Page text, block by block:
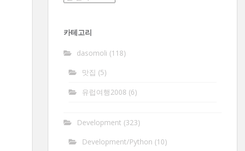
카테고리
dasomoli (118)
맛집 (5)
유럽여행2008 (6)
Development (323)
Development/Python (10)